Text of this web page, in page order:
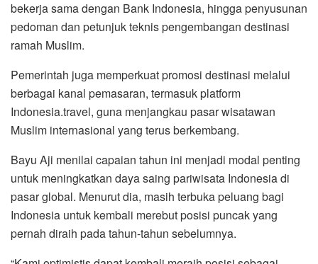
bekerja sama dengan Bank Indonesia, hingga penyusunan
pedoman dan petunjuk teknis pengembangan destinasi
ramah Muslim.
Pemerintah juga memperkuat promosi destinasi melalui
berbagai kanal pemasaran, termasuk platform
Indonesia.travel, guna menjangkau pasar wisatawan
Muslim internasional yang terus berkembang.
Bayu Aji menilai capaian tahun ini menjadi modal penting
untuk meningkatkan daya saing pariwisata Indonesia di
pasar global. Menurut dia, masih terbuka peluang bagi
Indonesia untuk kembali merebut posisi puncak yang
pernah diraih pada tahun-tahun sebelumnya.